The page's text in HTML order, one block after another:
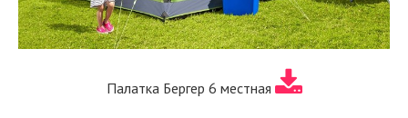
Палатка Бергер 6 местная